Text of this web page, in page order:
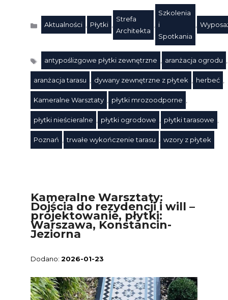
Kategorie
Aktualności , Płytki ,
Strefa
Architekta
,
Szkolenia
i
Spotkania
,
Tagi
antypoślizgowe płytki zewnętrzne , aranżacja ogrodu ,
aranżacja tarasu , dywany zewnętrzne z płytek , herbeć ,
Kameralne Warsztaty , płytki mrozoodporne ,
płytki nieścieralne , płytki ogrodowe , płytki tarasowe ,
Poznań , trwałe wykończenie tarasu , wzory z płytek
Kameralne Warsztaty:
Dojścia do rezydencji i will –
projektowanie, płytki:
Warszawa, Konstancin-
Jeziorna
2026-01-23